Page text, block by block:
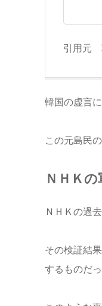
引用元
韓国の虚言
この元島民
ＮＨＫ
ＮＨＫの過
その検証結
するものだ